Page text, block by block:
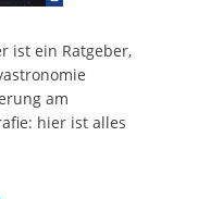
ist ein Ratgeber,
am
hier ist alles